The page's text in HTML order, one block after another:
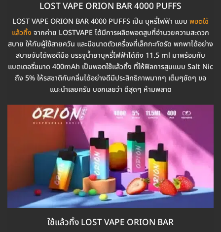
LOST VAPE ORION BAR 4000 PUFFS
LOST VAPE ORION BAR 4000 PUFFS เป็น บุหรี่ไฟฟ้า แบบ พอตใช้
แล้วทิ้ง จากค่าย LOSTVAPE ได้มีการผลิตพอตสูบที่อำนวยความสะดวก
สบาย ให้กับผู้ใช้สายควัน และมีขนาดตัวเครื่องที่เล็กกะทัดรัด พกพาได้อย่าง
สบายจับได้พอดีมือ บรรจุน้ำยาบุหรี่ไฟฟ้าได้ถึง 11.5 ml มาพร้อมกับ
แบตเตอรี่ขนาด 400mAh เป็นพอตใช้แล้วทิ้ง ที่ให้ฟิลการสูบแบบ Salt Nic
ถึง 5% ให้รสชาติกับกลิ่นได้อย่างดีมีประสิทธิภาพมากๆ เต็มๆชัดๆ ขอ
แนะนำเลยครับ บอกเลยว่า ดีสุดๆ ห้ามพลาด
ใช้แล้วทิ้ง LOST VAPE ORION BAR